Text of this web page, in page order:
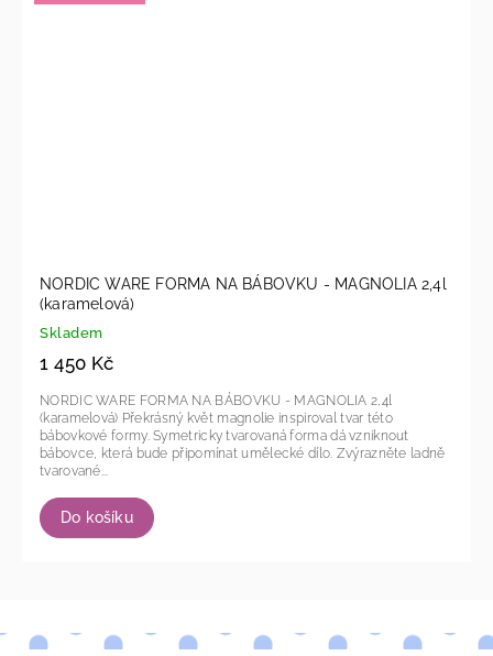
NORDIC WARE FORMA NA BÁBOVKU - MAGNOLIA 2,4l
(karamelová)
Skladem
1 450 Kč
Do košíku
NORDIC WARE FORMA NA BÁBOVKU - MAGNOLIA 2,4l
(karamelová) Překrásný květ magnolie inspiroval tvar této
bábovkové formy. Symetricky tvarovaná forma dá vzniknout
bábovce, která bude připomínat umělecké dílo. Zvýrazněte ladně
tvarované...